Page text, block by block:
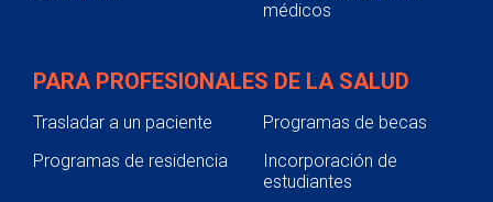
médicos
PARA PROFESIONALES DE LA SALUD
Trasladar a un paciente
Programas de becas
Programas de residencia
Incorporación de
estudiantes